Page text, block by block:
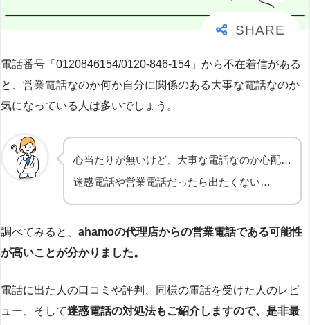
電話番号「0120846154/0120-846-154」から不在着信がある
と、営業電話なのか何か自分に関係のある大事な電話なのか
気になっている人は多いでしょう。
心当たりが無いけど、大事な電話なのか心配…
迷惑電話や営業電話だったら出たくない…
調べてみると、 ahamoの代理店からの営業電話である可能性
が高いことが分かりました。
電話に出た人の口コミや評判、同様の電話を受けた人のレビ
ュー、そして迷惑電話の対処法もご紹介しますので、是非最